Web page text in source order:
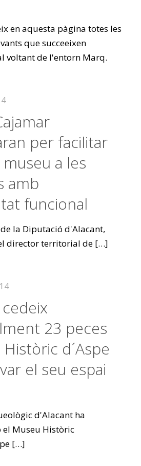
en aquesta pàgina totes les
que succeeixen
voltant de l'entorn Marq.
per facilitar
a les
amb
funcional
la Diputació d'Alacant,
director territorial de […]
cedeix
23 peces
d´Aspe
el seu espai
d'Alacant ha
el Museu Històric
[…]